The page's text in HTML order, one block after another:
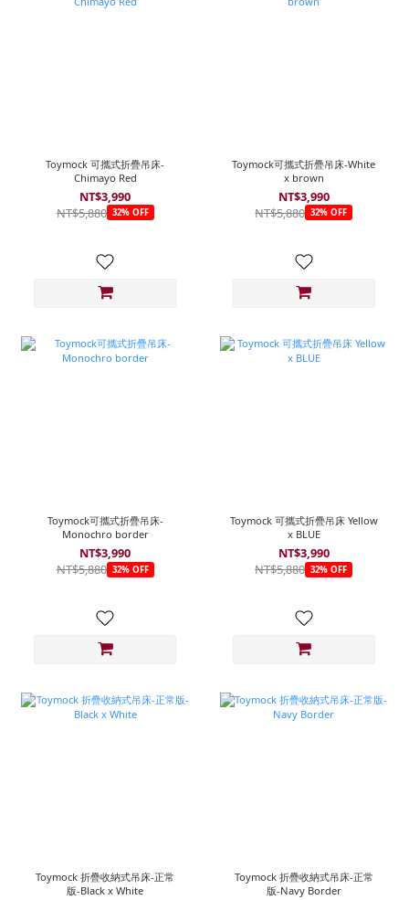
Toymock 可攜式折疊吊床-
Chimayo Red
NT$3,990
NT$5,880 32% OFF
Toymock可攜式折疊吊床-White
x brown
NT$3,990
NT$5,880 32% OFF
Toymock可攜式折疊吊床-
Monochro border
NT$3,990
NT$5,880 32% OFF
Toymock 可攜式折疊吊床 Yellow
x BLUE
NT$3,990
NT$5,880 32% OFF
Toymock 折疊收納式吊床-正常
版-Black x White
Toymock 折疊收納式吊床-正常
版-Navy Border